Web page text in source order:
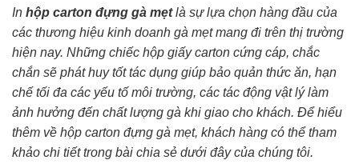
In hộp carton đựng gà mẹtlà sự lựa chọn hàng đầu của
các thương hiệu kinh doanh gà mẹt mang đi trên thị trường
hiện nay. Những chiếc hộp giấy carton cứng cáp, chắc
chắn sẽ phát huy tốt tác dụng giúp bảo quản thức ăn, hạn
chế tối đa các yếu tố môi trường, các tác động vật lý làm
ảnh hưởng đến chất lượng gà khi giao cho khách. Để hiểu
thêm về hộp carton đựng gà mẹt, khách hàng có thể tham
khảo chi tiết trong bài chia sẻ dưới đây của chúng tôi.